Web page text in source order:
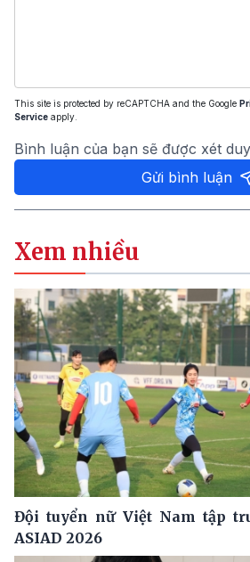
This site is protected by reCAPTCHA and the Google
Service apply.
Bình luận của bạn sẽ được xét
Gửi bình luận
Xem nhiều
Đội tuyển nữ Việt Nam tập
ASIAD 2026